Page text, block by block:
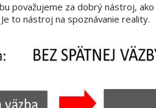
považujeme za dobrý nástroj,
to nástroj na spoznávanie reality.